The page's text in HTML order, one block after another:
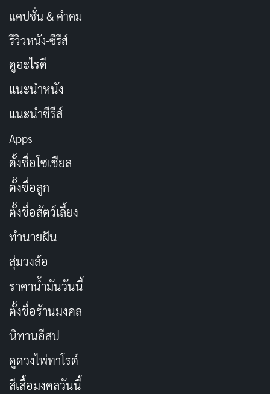
แคปชั่น & คำคม
รีวิวหนัง-ซีรีส์
ดูอะไรดี
แนะนำหนัง
แนะนำซีรีส์
Apps
ตั้งชื่อโซเชียล
ตั้งชื่อลูก
ตั้งชื่อสัตว์เลี้ยง
ทำนายฝัน
สุ่มวงล้อ
ราคาน้ำมันวันนี้
ตั้งชื่อร้านมงคล
นิทานอีสป
ดูดวงไพ่ทาโรต์
สีเสื้อมงคลวันนี้